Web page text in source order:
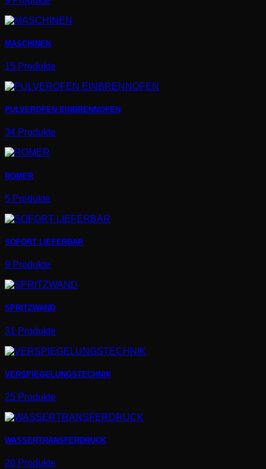
MASCHINEN
15 Produkte
PULVEROFEN EINBRENNOFEN
34 Produkte
ROMER
5 Produkte
SOFORT LIEFERBAR
9 Produkte
SPRITZWAND
31 Produkte
VERSPIEGELUNGSTECHNIK
25 Produkte
WASSERTRANSFERDRUCK
20 Produkte